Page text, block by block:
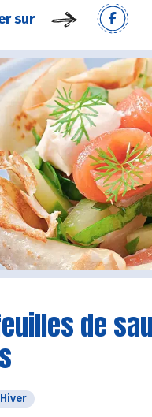
sur
de
Hiver